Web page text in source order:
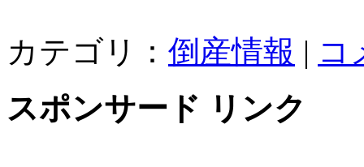
カテゴリ： 倒産情報 | コ
スポンサード リンク